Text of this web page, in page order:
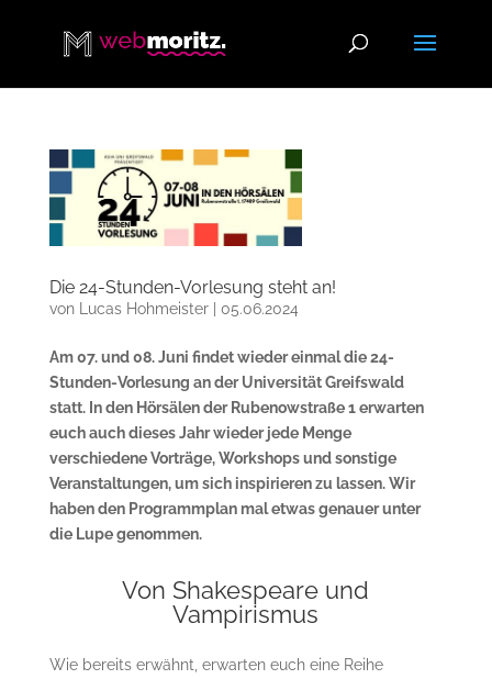
Die 24-Stunden-Vorlesung steht an!
von Lucas Hohmeister| 05.06.2024
Am 07. und 08. Juni findet wieder einmal die 24-
Stunden-Vorlesung an der Universität Greifswald
statt. In den Hörsälen der Rubenowstraße 1 erwarten
euch auch dieses Jahr wieder jede Menge
verschiedene Vorträge, Workshops und sonstige
Veranstaltungen, um sich inspirieren zu lassen. Wir
haben den Programmplan mal etwas genauer unter
die Lupe genommen.
Von Shakespeare und
Vampirismus
Wie bereits erwähnt, erwarten euch eine Reihe